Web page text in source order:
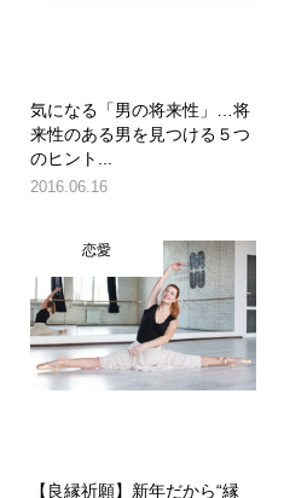
気になる「男の将来性」…将
来性のある男を見つける５つ
のヒント...
2016.06.16
恋愛
【良縁祈願】新年だから“縁